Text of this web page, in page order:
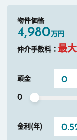
物件価格
4,980万円
仲介手数料： 最大
頭金
0
金利(年)